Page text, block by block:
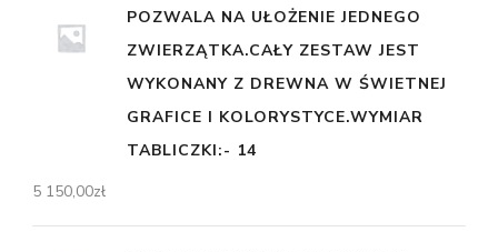
POZWALA NA UŁOŻENIE JEDNEGO
ZWIERZĄTKA.CAŁY ZESTAW JEST
WYKONANY Z DREWNA W ŚWIETNEJ
GRAFICE I KOLORYSTYCE.WYMIAR
TABLICZKI:- 14
5 150,00zł